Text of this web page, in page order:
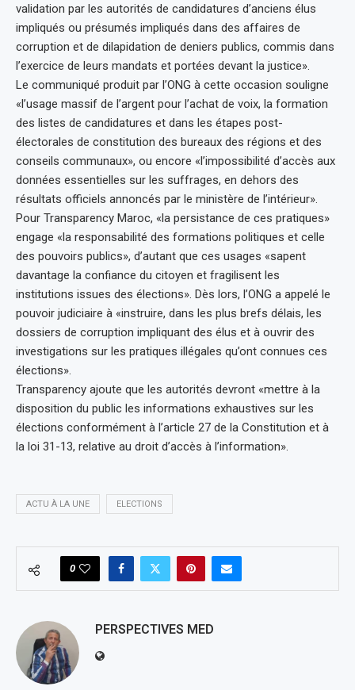
validation par les autorités de candidatures d’anciens élus
impliqués ou présumés impliqués dans des affaires de
corruption et de dilapidation de deniers publics, commis dans
l’exercice de leurs mandats et portées devant la justice».
Le communiqué produit par l’ONG à cette occasion souligne
«l’usage massif de l’argent pour l’achat de voix, la formation
des listes de candidatures et dans les étapes post-
électorales de constitution des bureaux des régions et des
conseils communaux», ou encore «l’impossibilité d’accès aux
données essentielles sur les suffrages, en dehors des
résultats officiels annoncés par le ministère de l’intérieur».
Pour Transparency Maroc, «la persistance de ces pratiques»
engage «la responsabilité des formations politiques et celle
des pouvoirs publics», d’autant que ces usages «sapent
davantage la confiance du citoyen et fragilisent les
institutions issues des élections». Dès lors, l’ONG a appelé le
pouvoir judiciaire à «instruire, dans les plus brefs délais, les
dossiers de corruption impliquant des élus et à ouvrir des
investigations sur les pratiques illégales qu’ont connues ces
élections».
Transparency ajoute que les autorités devront «mettre à la
disposition du public les informations exhaustives sur les
élections conformément à l’article 27 de la Constitution et à
la loi 31-13, relative au droit d’accès à l’information».
ACTU À LA UNE ELECTIONS
0
PERSPECTIVES MED